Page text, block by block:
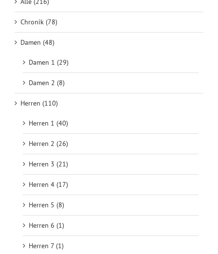
Chronik (78)
Damen (48)
Damen 1 (29)
Damen 2 (8)
Herren (110)
Herren 1 (40)
Herren 2 (26)
Herren 3 (21)
Herren 4 (17)
Herren 5 (8)
Herren 6 (1)
Herren 7 (1)